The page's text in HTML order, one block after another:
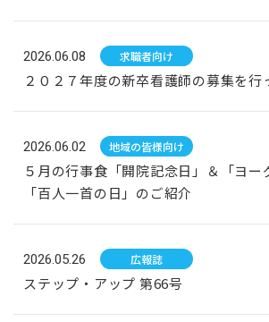
2026.06.08 求職者向け
２０２７年度の新卒看護師の募集を行
2026.06.02 地域の皆様向け
５月の行事食「開院記念日」＆「ヨー
「百人一首の日」のご紹介
2026.05.26 広報誌
ステップ・アップ 第66号